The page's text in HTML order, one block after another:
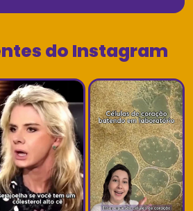
do Instagram